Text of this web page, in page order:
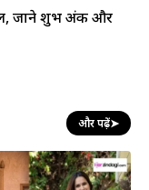
जाने शुभ अंक और
और पढ़ें➤